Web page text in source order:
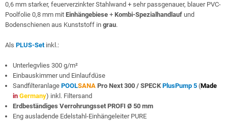
0,6 mm starker, feuerverzinkter Stahlwand + sehr passgenauer, blauer PVC-
Poolfolie 0,8 mm mit Einhängebiese + Kombi-Spezialhandlauf und
Bodenschienen aus Kunststoff in grau.
Als PLUS-Setinkl.:
Unterlegvlies 300 g/m²
Einbauskimmer und Einlaufdüse
Sandfilteranlage POOLSANA Pro Next 300 / SPECK PlusPump 5 (Made
in Germany) inkl. Filtersand
Erdbeständiges Verrohrungsset PROFI Ø 50 mm
Eng ausladende Edelstahl-Einhängeleiter PURE